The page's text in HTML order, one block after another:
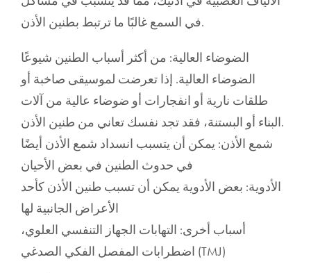
في السمع غالبًا ما ترتبط بطنين الأذن.
الضوضاء العالية: من أكثر أسباب الطنين شيوعًا
الضوضاء العالية. إذا تعرضت لموسيقى صاخبة أو
طلقات نارية أو انفجارات أو ضوضاء عالية من آلات
البناء أو البستنة، فقد تجد نفسك تعاني من طنين الأذن.
شمع الأذن: يمكن أن يتسبب انسداد شمع الأذن أيضًا
في حدوث الطنين في بعض الأحيان
الأدوية: بعض الأدوية يمكن أن تسبب طنين الأذن كأحد
الأعراض الجانبية لها
أسباب أخرى: التهابات الجهاز التنفسي العلوي،
اضطرابات المفصل الفكي الصدغي (TMJ)